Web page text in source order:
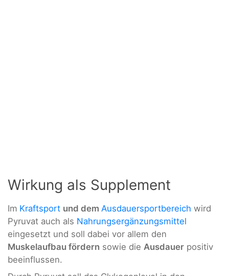
Wirkung als Supplement
Im Kraftsport und dem Ausdauersportbereich wird
Pyruvat auch als Nahrungsergänzungsmittel
eingesetzt und soll dabei vor allem den
Muskelaufbau fördern sowie die Ausdauer positiv
beeinflussen.